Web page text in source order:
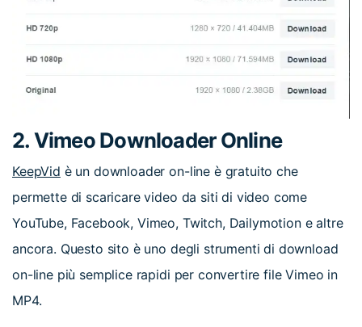
2. Vimeo Downloader Online
KeepVid è un downloader on-line è gratuito che
permette di scaricare video da siti di video come
YouTube, Facebook, Vimeo, Twitch, Dailymotion e altre
ancora. Questo sito è uno degli strumenti di download
on-line più semplice rapidi per convertire file Vimeo in
MP4.